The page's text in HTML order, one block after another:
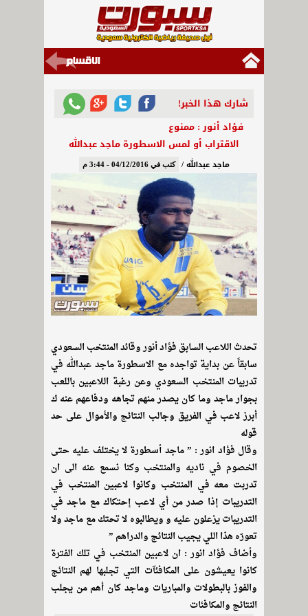
شارك هذا الخبر!
فؤاد أنور : ممنوع
الاقتراب أو لمس الاسطورة ماجد عبدالله
ماجد عبدالله / كتب في 04/12/2016 - 3:44 م
تحدث اللاعب السابق فؤاد أنور وقائد المنتخب السعودي
سابقاً عن بداية تواجده مع الاسطورة ماجد عبدالله في
تدريبات المنتخب السعودي وعن رغبة اللاعبين باللعب
بجوار ماجد وما كان يصدر منهم تجاهه ودفاعهم عنه ك
أبرز لاعب في الفريق وجالب النتائج والأموال على حد
قوله
وقال فؤاد انور : ” ماجد أسطورة لا يختلف عليه حتى
الخصوم في ناديه والمنتخب وكنا نسمع عنه الى ان
تدربت معه في المنتخب وكانوا لاعبين المنتخب في
التدريبات إذا صدر من أي لاعب إحتكاك مع ماجد في
التدريبات يزعلون عليه و ويطالبوه لا تحتك مع ماجد ولا
تعورّه هذا اللي يجيب النتائج والدراهم ”
وأضاف فؤاد انور : ان لاعبين المنتخب في تلك الفترة
كانوا يعيشون على المكافئآت التي تجلبها لهم النتائج
والفوز بالبطولات والمباريات وماجد كان أهم من يجلب
النتائج والمكافئات